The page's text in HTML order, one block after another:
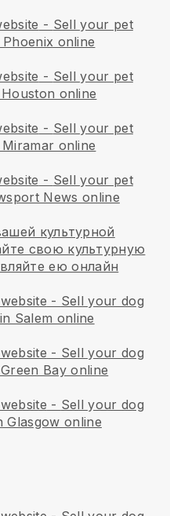
- Sell your pet
online
- Sell your pet
online
- Sell your pet
online
- Sell your pet
News online
культурной
свою культурную
ею онлайн
- Sell your dog
Salem online
- Sell your dog
Bay online
- Sell your dog
Glasgow online